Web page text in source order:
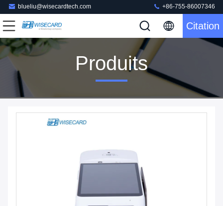
blueliu@wisecardtech.com +86-755-86007346
Citation
Produits